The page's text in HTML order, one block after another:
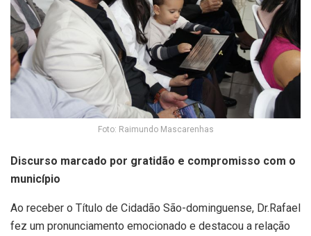
Foto: Raimundo Mascarenhas
Discurso marcado por gratidão e compromisso com o
município
Ao receber o Título de Cidadão São-dominguense, Dr.Rafael
fez um pronunciamento emocionado e destacou a relação